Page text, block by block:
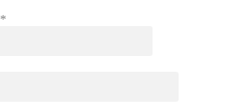
*